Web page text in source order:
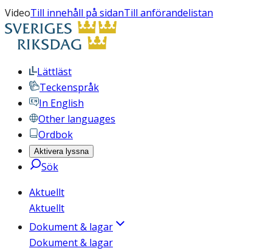
VideoTill innehåll på sidanTill anförandelistan
Lättläst
Teckenspråk
In English
Other languages
Ordbok
Aktivera lyssna
Sök
Aktuellt
Aktuellt
Dokument & lagar
Dokument & lagar